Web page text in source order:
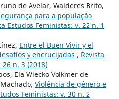
de Avelar, Walderes Brito,
para a população
Estudos Feministas: v. 22 n. 1
Entre el Buen Vivir y el
y encrucijadas , Revista
26 n. 3 (2018)
Ela Wiecko Volkmer de
Violência de gênero e
Feministas: v. 30 n. 2